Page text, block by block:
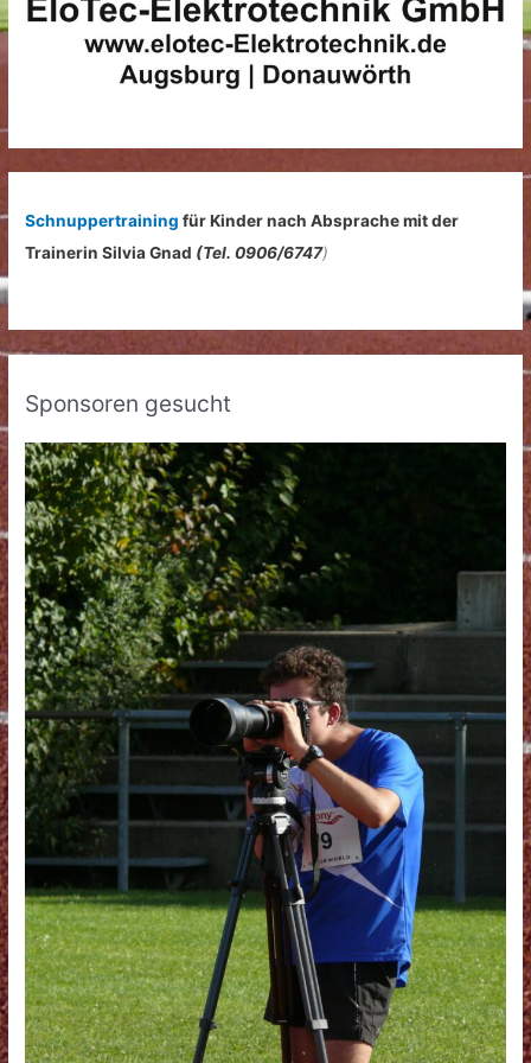
:
Schnuppertrainingfür Kinder nach Absprache mit der
Trainerin Silvia Gnad (Tel. 0906/6747)
Sponsoren gesucht